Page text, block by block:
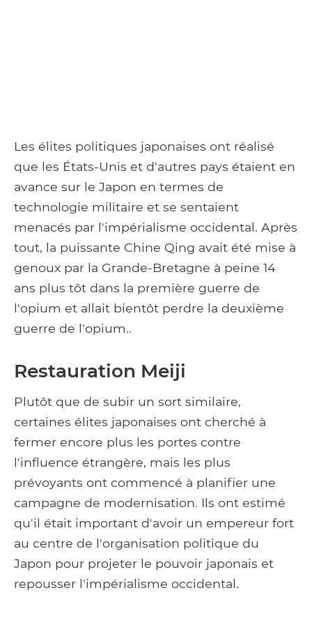
Les élites politiques japonaises ont réalisé
que les États-Unis et d'autres pays étaient en
avance sur le Japon en termes de
technologie militaire et se sentaient
menacés par l'impérialisme occidental. Après
tout, la puissante Chine Qing avait été mise à
genoux par la Grande-Bretagne à peine 14
ans plus tôt dans la première guerre de
l'opium et allait bientôt perdre la deuxième
guerre de l'opium..
Restauration Meiji
Plutôt que de subir un sort similaire,
certaines élites japonaises ont cherché à
fermer encore plus les portes contre
l'influence étrangère, mais les plus
prévoyants ont commencé à planifier une
campagne de modernisation. Ils ont estimé
qu'il était important d'avoir un empereur fort
au centre de l'organisation politique du
Japon pour projeter le pouvoir japonais et
repousser l'impérialisme occidental.